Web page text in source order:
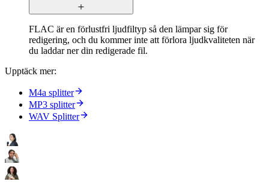
FLAC är en förlustfri ljudfiltyp så den lämpar sig för
redigering, och du kommer inte att förlora ljudkvaliteten när
du laddar ner din redigerade fil.
Upptäck mer:
M4a splitter
MP3 splitter
WAV Splitter